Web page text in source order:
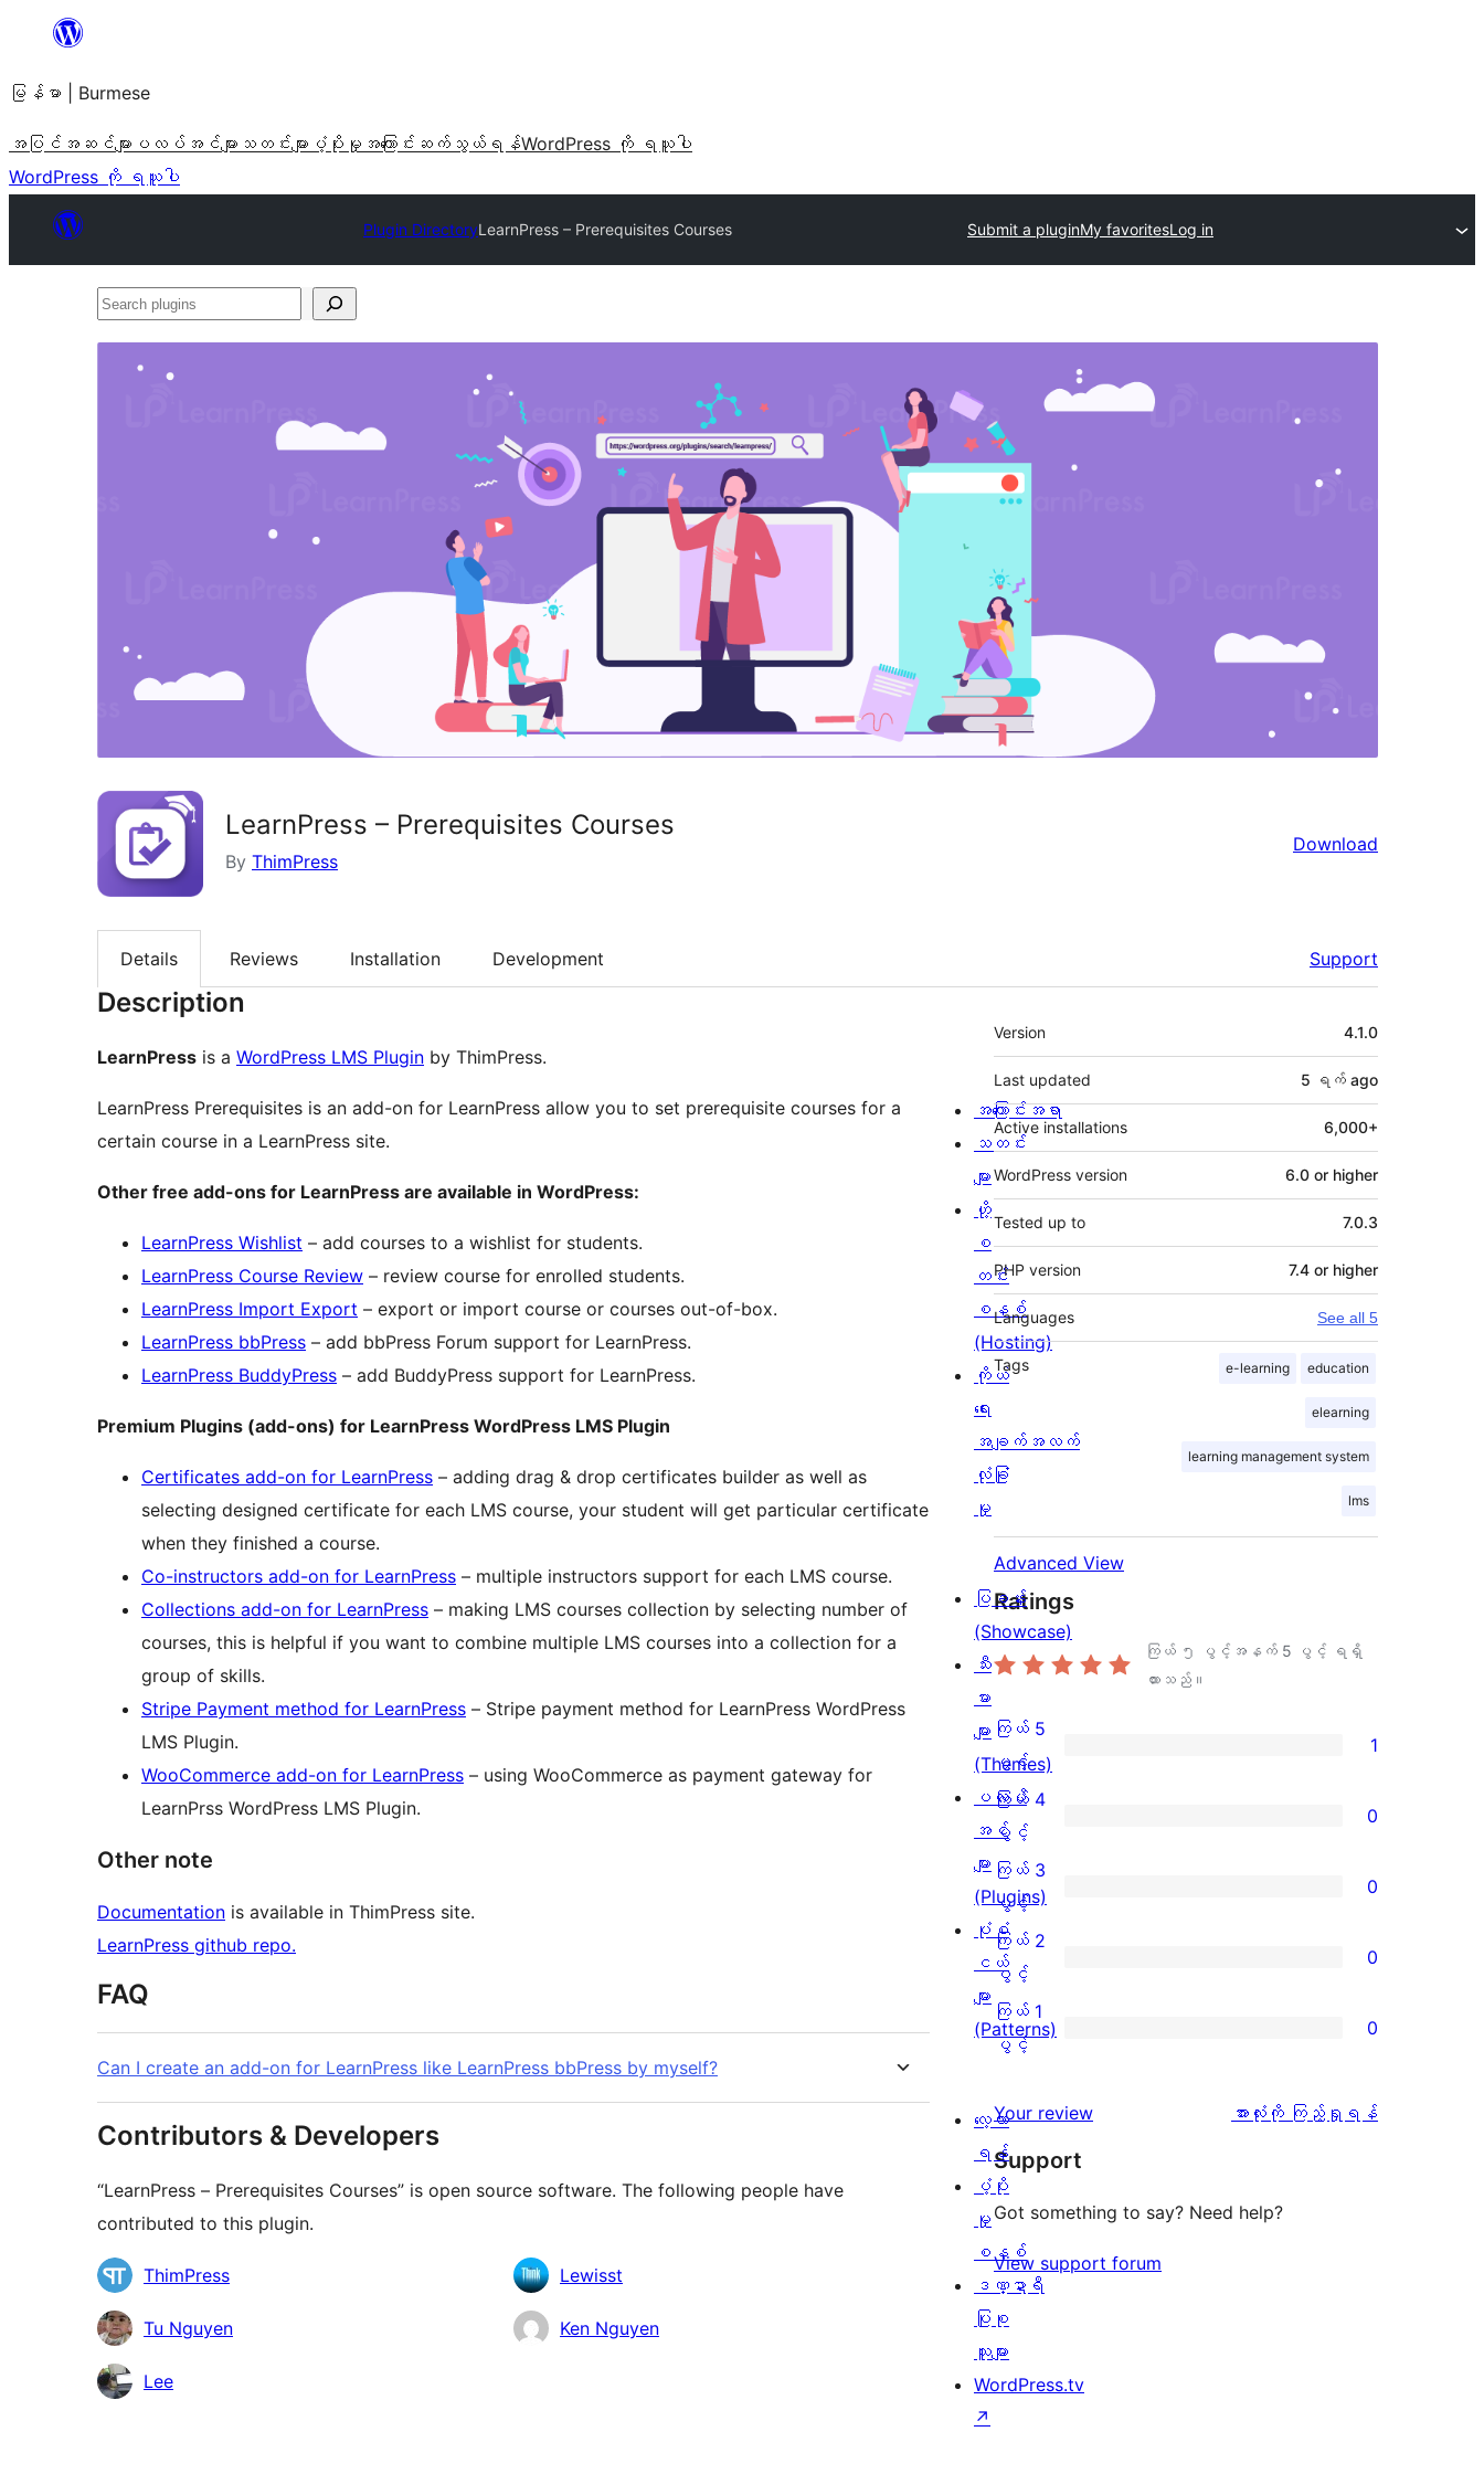
အကြောင်းအရာ
ကျော်သွား
ရန်
မြန်မာ | Burmese
အပြင်အဆင်များ ပလပ်အင်များ သတင်းများ ပံ့ပိုးမှု အကြောင်း ဆက်သွယ်ရန်WordPress ကို ရယူပါ
WordPress ကို ရယူပါ
Plugin DirectoryLearnPress – Prerequisites Courses Submit a pluginMy favoritesLog in
Search
LearnPress – Prerequisites Courses
By ThimPress
Download
Details Reviews Installation Development Support
Description
LearnPress is a WordPress LMS Plugin by ThimPress.
LearnPress Prerequisites is an add-on for LearnPress allow you to set prerequisite courses for a
certain course in a LearnPress site.
Other free add-ons for LearnPress are available in WordPress:
LearnPress Wishlist – add courses to a wishlist for students.
LearnPress Course Review – review course for enrolled students.
LearnPress Import Export – export or import course or courses out-of-box.
LearnPress bbPress – add bbPress Forum support for LearnPress.
LearnPress BuddyPress – add BuddyPress support for LearnPress.
Premium Plugins (add-ons) for LearnPress WordPress LMS Plugin
Certificates add-on for LearnPress – adding drag & drop certificates builder as well as
selecting designed certificate for each LMS course, your student will get particular certificate
when they finished a course.
Co-instructors add-on for LearnPress – multiple instructors support for each LMS course.
Collections add-on for LearnPress – making LMS courses collection by selecting number of
courses, this is helpful if you want to combine multiple LMS courses into a collection for a
group of skills.
Stripe Payment method for LearnPress – Stripe payment method for LearnPress WordPress
LMS Plugin.
WooCommerce add-on for LearnPress – using WooCommerce as payment gateway for
LearnPrss WordPress LMS Plugin.
Other note
Documentation is available in ThimPress site.
LearnPress github repo.
FAQ
Can I create an add-on for LearnPress like LearnPress bbPress by myself?
Contributors & Developers
“LearnPress – Prerequisites Courses” is open source software. The following people have
contributed to this plugin.
Contributors
ThimPress Lewisst
Tu Nguyen Ken Nguyen
Lee
Meta
Version 4.1.0
Last updated 5 ရက် ago
Active installations 6,000+
WordPress version 6.0 or higher
Tested up to 7.0.3
PHP version 7.4 or higher
Languages See all 5
Tags e-learning education
elearning
learning management system
lms
Advanced View
Ratings
ကြယ် ၅ ပွင့်အနက် 5 ပွင့် ရရှိ
ထားသည်။
ကြယ်
5
ပွင့်
အဆင့်
သုံးသပ်
ချက်
1
ကြယ် 5
ပွင့်
1
ကြယ်
4
ပွင့်
အဆင့်
သုံးသပ်
0
ကြယ် 4
ပွင့်
0
ကြယ်
3
ပွင့်
အဆင့်
သုံးသပ်
စောင်
ကြယ် 3
ပွင့်
0
ကြယ်
2
ပွင့်
သုံးသပ်
0
စောင်
ကြယ် 2
ပွင့်
0
ကြယ်
ပွင့်
အဆင့်
သုံးသပ်
ချက်
စောင်
ကြယ် 1
ပွင့်
0
Your review
သုံးသပ်
အားလုံးကို ကြည့်ရှုရန်
Support
Got something to say? Need help?
View support forum
အကြောင်းအရာ
သတင်း
များ
ဟို့
စ
တင်း
စနစ်
(Hosting)
ကိုယ်
ရေး
အချက်အလက်
လုံခြုံ
မှု
ပြခန်း
(Showcase)
သီး
မား
များ
(Themes)
ပလပ်
အင်
များ
(Plugins)
ပုံစံ
ငယ်
များ
(Patterns)
လေ့လာ
ရန်
ပံ့ပိုး
မှု
စနစ်
ဒဏ္ဍာရီ
ပြုစု
သူများ
WordPress.tv
↗